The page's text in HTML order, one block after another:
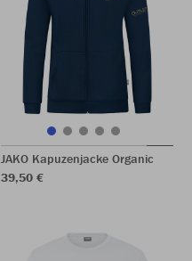
JAKO Kapuzenjacke Organic
39,50 €